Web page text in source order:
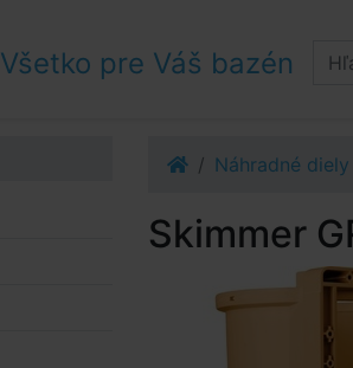
Všetko pre Váš bazén
Náhradné diely
Skimmer